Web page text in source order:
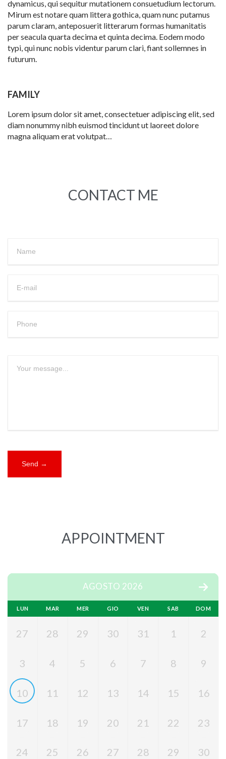
dynamicus, qui sequitur mutationem consuetudium lectorum.
Mirum est notare quam littera gothica, quam nunc putamus
parum claram, anteposuerit litterarum formas humanitatis
per seacula quarta decima et quinta decima. Eodem modo
typi, qui nunc nobis videntur parum clari, fiant sollemnes in
futurum.
FAMILY
Lorem ipsum dolor sit amet, consectetuer adipiscing elit, sed
diam nonummy nibh euismod tincidunt ut laoreet dolore
magna aliquam erat volutpat…
CONTACT ME
APPOINTMENT
AGOSTO 2026
LUN MAR MER GIO VEN SAB DOM
27 28 29 30 31 1 2
3 4 5 6 7 8 9
10 11 12 13 14 15 16
17 18 19 20 21 22 23
24 25 26 27 28 29 30